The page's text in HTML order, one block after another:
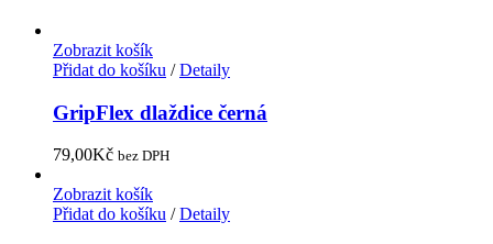
Zobrazit košík
Přidat do košíku / Detaily
GripFlex dlaždice černá
79,00Kč bez DPH
Zobrazit košík
Přidat do košíku / Detaily